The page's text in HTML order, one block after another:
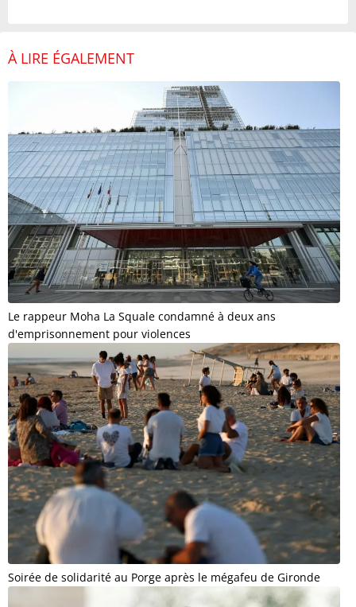
À LIRE ÉGALEMENT
Le rappeur Moha La Squale condamné à deux ans
d'emprisonnement pour violences
Soirée de solidarité au Porge après le mégafeu de Gironde